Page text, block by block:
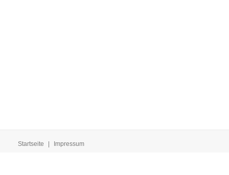
Startseite Impressum